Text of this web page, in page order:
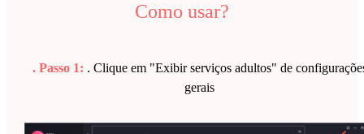
Como usar?
. Passo 1: . Clique em "Exibir serviços adultos" de
gerais